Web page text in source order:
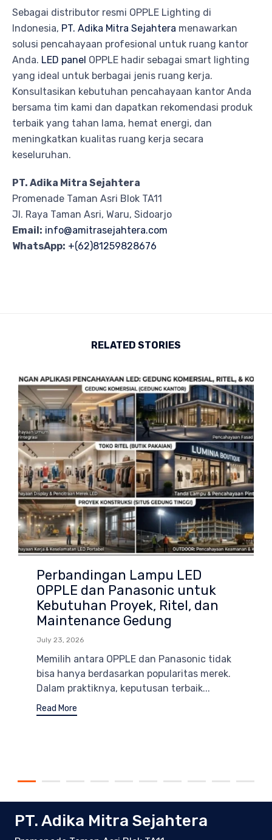
Sebagai distributor resmi OPPLE Lighting di
Indonesia, PT. Adika Mitra Sejahtera menawarkan
solusi pencahayaan profesional untuk ruang kantor
Anda. LED panel OPPLE hadir sebagai smart lighting
yang ideal untuk berbagai jenis ruang kerja.
Konsultasikan kebutuhan pencahayaan kantor Anda
bersama tim kami dan dapatkan rekomendasi produk
terbaik yang tahan lama, hemat energi, dan
meningkatkan kualitas ruang kerja secara
keseluruhan.
PT. Adika Mitra Sejahtera
Promenade Taman Asri Blok TA11
Jl. Raya Taman Asri, Waru, Sidoarjo
Email: info@amitrasejahtera.com
WhatsApp: +(62)81259828676
RELATED STORIES
Perbandingan Lampu LED
OPPLE dan Panasonic untuk
Kebutuhan Proyek, Ritel, dan
Maintenance Gedung
July 23, 2026
Memilih antara OPPLE dan Panasonic tidak
bisa hanya berdasarkan popularitas merek.
Dalam praktiknya, keputusan terbaik...
Read More
PT. Adika Mitra Sejahtera